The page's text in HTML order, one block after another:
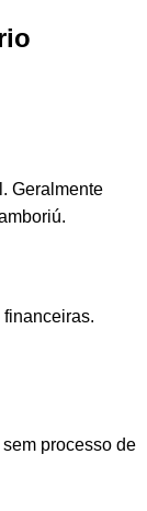
Geralmente
financeiras.
processo de